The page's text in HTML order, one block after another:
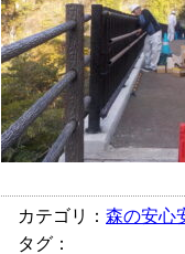
カテゴリ： 森の安心
タグ：